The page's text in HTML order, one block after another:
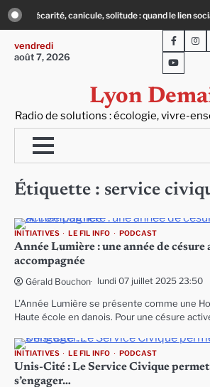
Skip
to
content
devient essentiel « Ça chauffe » : des
vendredi
août 7, 2026
Lyon
Radio de solutions : écologie, vivre-
Youtube
Étiquette : service
INITIATIVES LE FIL INFO PODCAST
Année Lumière : une année de césure
accompagnée
Gérald Bouchon lundi 07 juillet 2025 23:50
L’Année Lumière se présente comme une
Haute école en danois. Pour une césure
INITIATIVES LE FIL INFO PODCAST
Unis-Cité : Le Service Civique permet
s’engager…